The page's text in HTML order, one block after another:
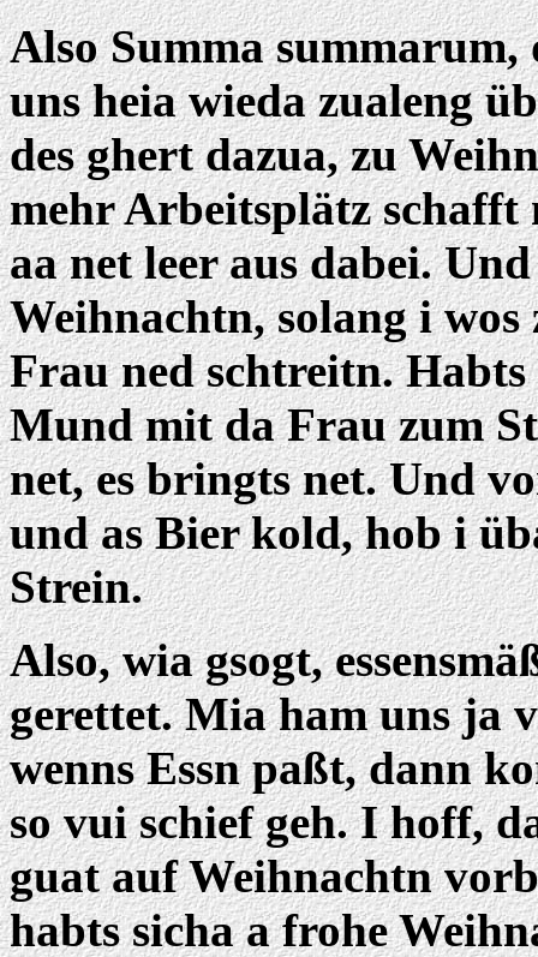
Also Summa
uns heia wieda zualeng
des ghert dazua, zu
mehr Arbeitsplätz schafft
aa net leer aus dabei.
Weihnachtn, solang i
Frau ned schtreitn.
Mund mit da Frau zum
net, es bringts net. Und
und as Bier kold, hob i
Strein.
Also, wia gsogt,
gerettet. Mia ham uns ja
wenns Essn paßt, dann
so vui schief geh. I hoff,
guat auf Weihnachtn
habts sicha a frohe